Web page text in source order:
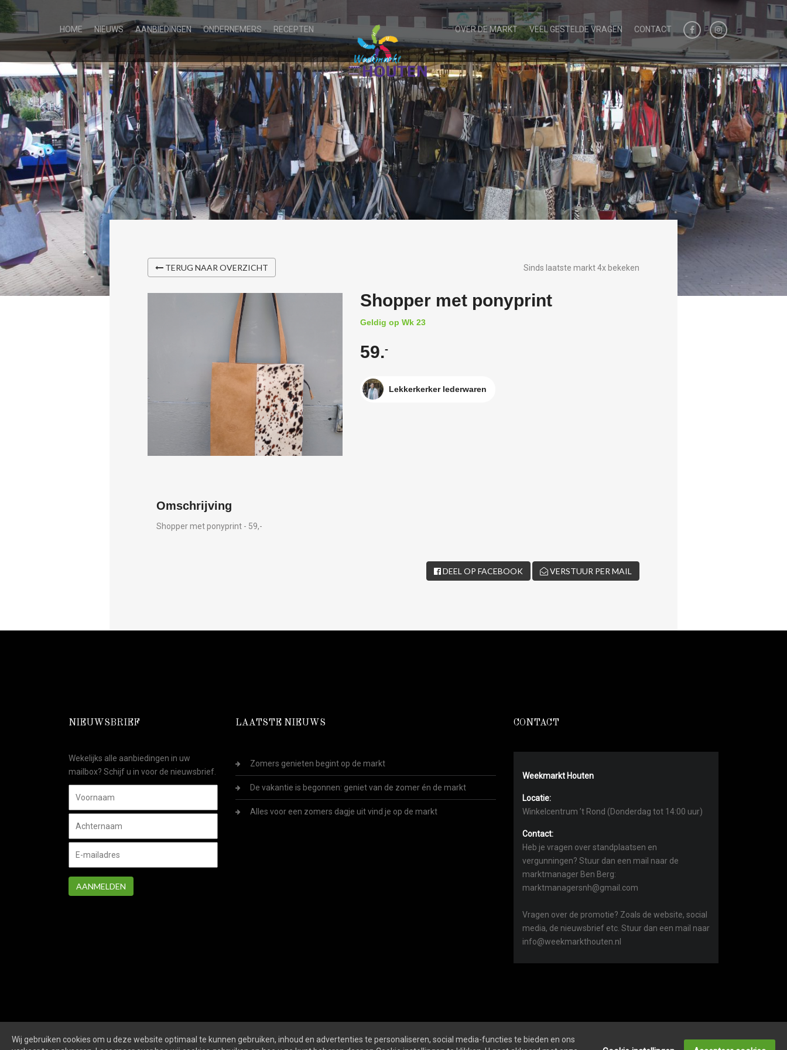
HOME NIEUWS AANBIEDINGEN ONDERNEMERS RECEPTEN OVER DE MARKT VEEL GESTELDE VRAGEN CONTACT
TERUG NAAR OVERZICHT Sinds laatste markt 4x bekeken
Shopper met ponyprint
Geldig op Wk 23
59.-
Lekkerkerker lederwaren
Omschrijving
Shopper met ponyprint - 59,-
DEEL OP FACEBOOK VERSTUUR PER MAIL
NIEUWSBRIEF
Wekelijks alle aanbiedingen in uw
mailbox? Schijf u in voor de nieuwsbrief.
AANMELDEN
LAATSTE NIEUWS
Zomers genieten begint op de markt
De vakantie is begonnen: geniet van de zomer én de markt
Alles voor een zomers dagje uit vind je op de markt
CONTACT
Weekmarkt Houten
Locatie:
Winkelcentrum ’t Rond (Donderdag tot 14:00 uur)
Contact:
Heb je vragen over standplaatsen en
vergunningen? Stuur dan een mail naar de
marktmanager Ben Berg:
marktmanagersnh@gmail.com
Vragen over de promotie? Zoals de website, social
media, de nieuwsbrief etc. Stuur dan een mail naar
info@weekmarkthouten.nl
Wij gebruiken cookies om u deze website optimaal te kunnen gebruiken, inhoud en advertenties te personaliseren, social media-functies te bieden en ons